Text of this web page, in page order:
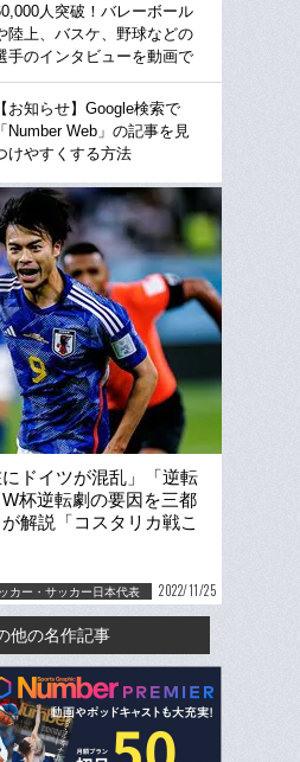
人突破！バレーボール
陸上、バスケ、野球などの
手のインタビューを動画で
【お知らせ】Google検索で
「Number Web」の記事を見
けやすくする方法
にドイツが混乱」「逆転
杯逆転劇の要因を三都
解説「コスタリカ戦こ
」
カー・サッカー日本代表 2022/11/25
他の名作記事